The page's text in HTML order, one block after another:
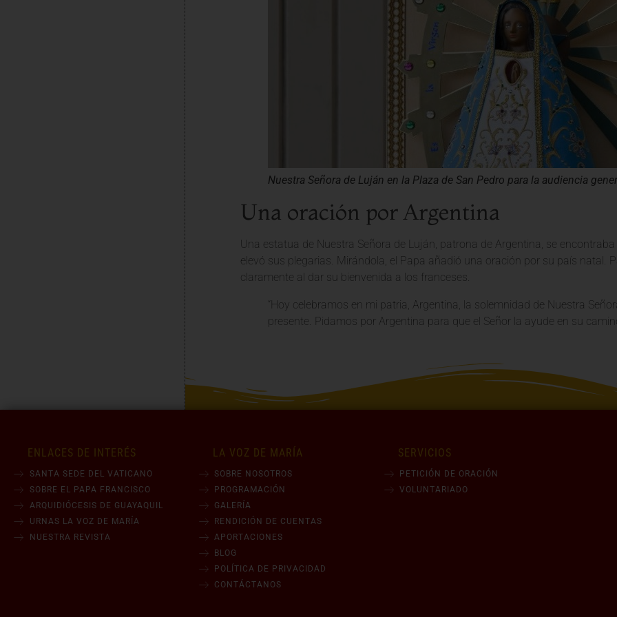
Nuestra Señora de Luján en la Plaza de San Pedro para la audiencia
Una oración por Argentina
Una estatua de Nuestra Señora de Luján, patrona de Argentina, se
elevó sus plegarias. Mirándola, el Papa añadió una oración por su país natal.
claramente al dar su bienvenida a los franceses.
“Hoy celebramos en mi patria, Argentina, la solemnidad de Nuestra
presente. Pidamos por Argentina para que el Señor la ayude en su
ENLACES DE INTERÉS
SANTA SEDE DEL VATICANO
SOBRE EL PAPA FRANCISCO
ARQUIDIÓCESIS DE GUAYAQUIL
URNAS LA VOZ DE MARÍA
NUESTRA REVISTA
LA VOZ DE MARÍA
SOBRE NOSOTROS
PROGRAMACIÓN
GALERÍA
RENDICIÓN DE CUENTAS
APORTACIONES
BLOG
POLÍTICA DE PRIVACIDAD
CONTÁCTANOS
SERVICIOS
PETICIÓN DE ORACIÓN
VOLUNTARIADO